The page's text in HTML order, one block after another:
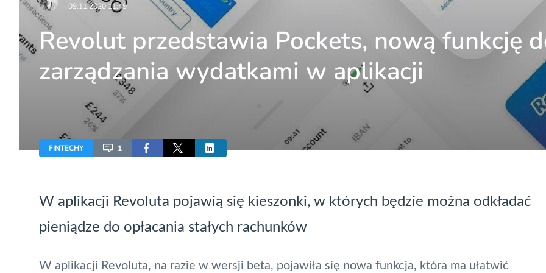
09.11.2020 11:49
Revolut przedstawia Pockets, nową funkcję
zarządzania wydatkami w aplikacji
FINTECHY 1
W aplikacji Revoluta pojawią się kieszonki, w których będzie można odkładać
pieniądze do opłacania stałych rachunków
W aplikacji Revoluta, na razie w wersji beta, pojawiła się nowa funkcja, która ma ułatwić